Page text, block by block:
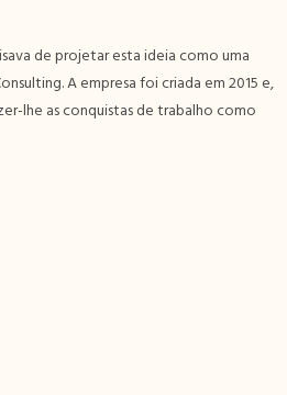
de projetar esta ideia como uma
A empresa foi criada em 2015 e,
lhe as conquistas de trabalho como